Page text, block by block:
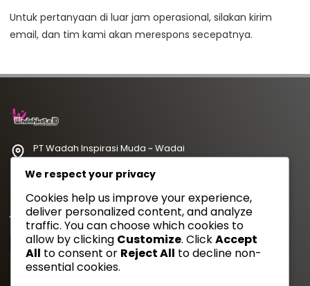
Untuk pertanyaan di luar jam operasional, silakan kirim
email, dan tim kami akan merespons secepatnya.
PT Wadah Inspirasi Muda ~ Wadai
redaksi@wadahkata.id
Yuk Follow Kami
We respect your privacy
Cookies help us improve your experience,
deliver personalized content, and analyze
traffic. You can choose which cookies to
allow by clicking Customize. ClickAccept
All to consent or Reject All to decline non-
essential cookies.